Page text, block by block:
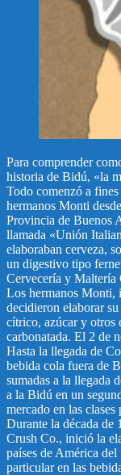
Para comprender
historia de Bidú, «la
Todo comenzó a
hermanos Monti
Provincia de Buenos
llamada «Unión
elaboraban cerveza,
un digestivo tipo
Cervecería y Maltería
Los hermanos Monti,
decidieron elaborar
cítrico, azúcar y otros
carbonatada. El 2 de
Hasta la llegada de
bebida cola fuera de
sumadas a la llegada
a la Bidú en un
mercado en las clases
Durante la década de
Crush Co., inició la
países de América
particular en las